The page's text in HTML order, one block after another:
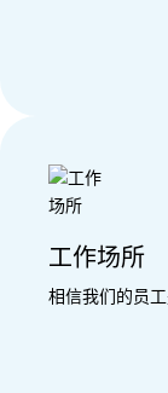
工作场所
相信我们的员